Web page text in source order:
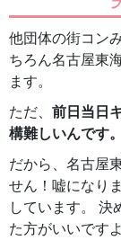
他団体の街コン
ちろん名古屋東
ます。
ただ、 前日当日
構難しいんです。
だから、名古屋
せん！嘘になり
しています。 決
た方がいいですよ